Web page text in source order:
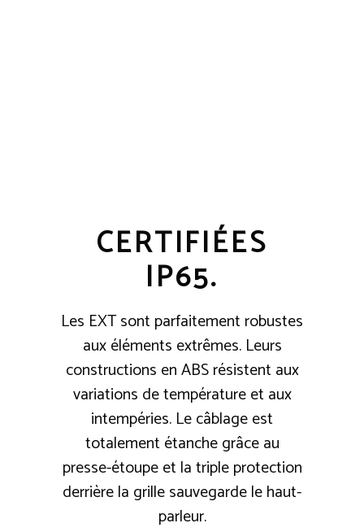
CERTIFIÉES
IP65.
Les EXT sont parfaitement robustes
aux éléments extrêmes. Leurs
constructions en ABS résistent aux
variations de température et aux
intempéries. Le câblage est
totalement étanche grâce au
presse-étoupe et la triple protection
derrière la grille sauvegarde le haut-
parleur.